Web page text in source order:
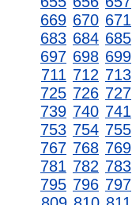
669 670 671
683 684 685
697 698 699
711 712 713
725 726 727
739 740 741
753 754 755
767 768 769
781 782 783
795 796 797